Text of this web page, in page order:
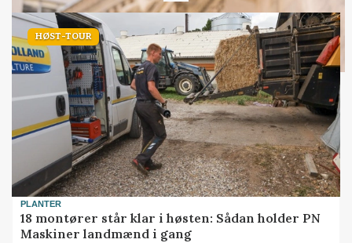
HØST-TOUR
PLANTER
18 montører står klar i høsten: Sådan holder PN
Maskiner landmænd i gang